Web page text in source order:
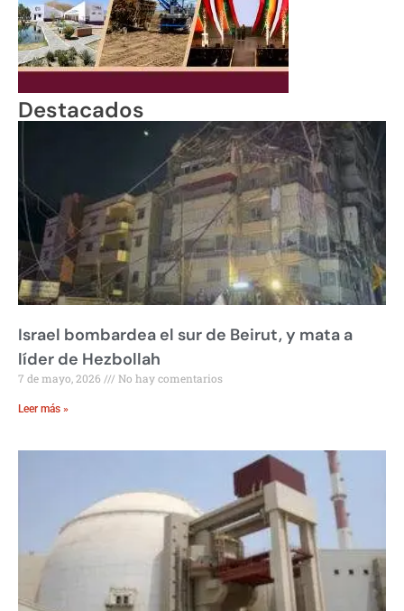
Destacados
Israel bombardea el sur de Beirut, y mata a
líder de Hezbollah
7 de mayo, 2026 No hay comentarios
Leer más »